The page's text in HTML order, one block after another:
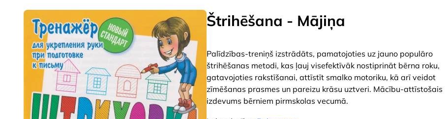
Štrihēšana - Mājiņa
Palīdzības-treniņš izstrādāts, pamatojoties uz jauno populāro
štrihēšanas metodi, kas ļauj visefektīvāk nostiprināt bērna roku,
gatavojoties rakstīšanai, attīstīt smalko motoriku, kā arī veidot
zīmēšanas prasmes un pareizu krāsu uztveri. Mācību-attīstošais
izdevums bērniem pirmskolas vecumā.